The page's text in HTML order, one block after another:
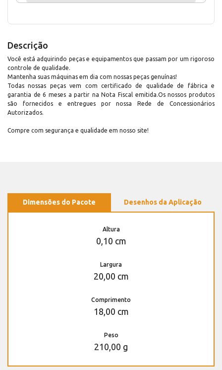
Descrição
Você está adquirindo peças e equipamentos que passam por um rigoroso
controle de qualidade.
Mantenha suas máquinas em dia com nossas peças genuínas!
Todas nossas peças vem com certificado de qualidade de fábrica e
garantia de 6 meses a partir na Nota Fiscal emitida.Os nossos produtos
são fornecidos e entregues por nossa Rede de Concessionários
Autorizados.
Compre com segurança e qualidade em nosso site!
Dimensões do Pacote Desenhos da Aplicação
Altura
0,10 cm
Largura
20,00 cm
Comprimento
18,00 cm
Peso
210,00 g